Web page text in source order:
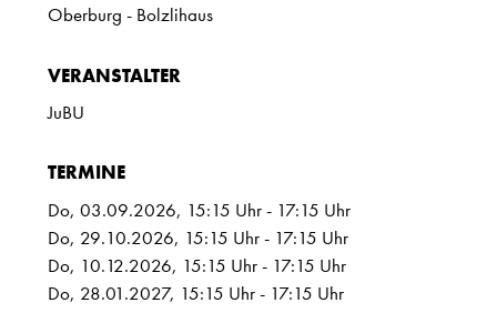
Oberburg - Bolzlihaus
VERANSTALTER
JuBU
TERMINE
Do, 03.09.2026, 15:15 Uhr- 17:15 Uhr
Do, 29.10.2026, 15:15 Uhr- 17:15 Uhr
Do, 10.12.2026, 15:15 Uhr- 17:15 Uhr
Do, 28.01.2027, 15:15 Uhr- 17:15 Uhr